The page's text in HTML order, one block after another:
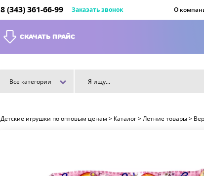
8 (343) 361-66-99 Заказать звонок О
СКАЧАТЬ ПРАЙС
Все категории
Детские игрушки по оптовым ценам > Каталог > Летние товары >